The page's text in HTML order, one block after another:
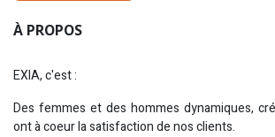
À PROPOS
EXIA, c'est :
Des femmes et des hommes dynamiques,
ont à coeur la satisfaction de nos clients.